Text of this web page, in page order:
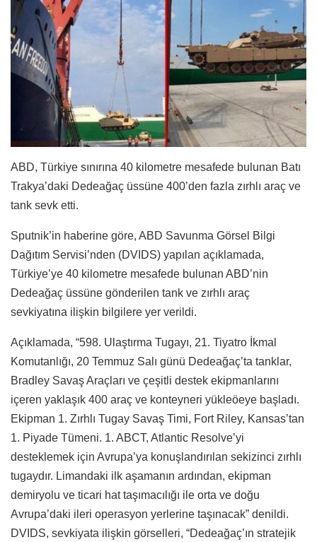
ABD, Türkiye sınırına 40 kilometre mesafede bulunan Batı
Trakya’daki Dedeağaç üssüne 400’den fazla zırhlı araç ve
tank sevk etti.
Sputnik’in haberine göre, ABD Savunma Görsel Bilgi
Dağıtım Servisi’nden (DVIDS) yapılan açıklamada,
Türkiye’ye 40 kilometre mesafede bulunan ABD’nin
Dedeağaç üssüne gönderilen tank ve zırhlı araç
sevkiyatına ilişkin bilgilere yer verildi.
Açıklamada, “598. Ulaştırma Tugayı, 21. Tiyatro İkmal
Komutanlığı, 20 Temmuz Salı günü Dedeağaç’ta tanklar,
Bradley Savaş Araçları ve çeşitli destek ekipmanlarını
içeren yaklaşık 400 araç ve konteyneri yükleöeye başladı.
Ekipman 1. Zırhlı Tugay Savaş Timi, Fort Riley, Kansas’tan
1. Piyade Tümeni. 1. ABCT, Atlantic Resolve’yi
desteklemek için Avrupa’ya konuşlandırılan sekizinci zırhlı
tugaydır. Limandaki ilk aşamanın ardından, ekipman
demiryolu ve ticari hat taşımacılığı ile orta ve doğu
Avrupa’daki ileri operasyon yerlerine taşınacak” denildi.
DVIDS, sevkiyata ilişkin görselleri, “Dedeağaç’ın stratejik